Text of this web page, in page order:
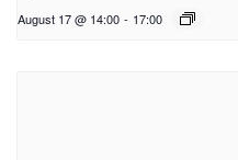
August 17 @ 14:00 - 17:00